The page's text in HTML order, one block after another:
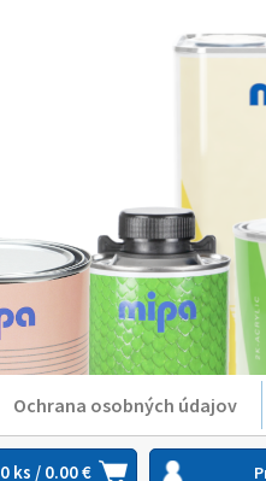
Ochrana osobných údajov
0 ks / 0.00 €